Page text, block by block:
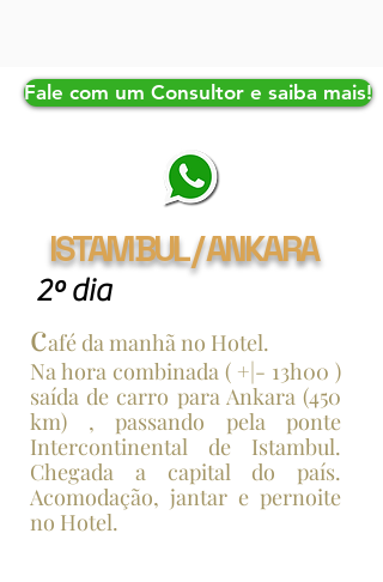
Fale com um Consultor e saiba mais!
ISTAMBUL / ANKARA
2º dia
café da manhã no Hotel.
Na hora combinada ( +|- 13h00 )
saída de carro para Ankara (450
km) , passando pela ponte
Intercontinental de Istambul.
Chegada a capital do país.
Acomodação, jantar e pernoite
no Hotel.